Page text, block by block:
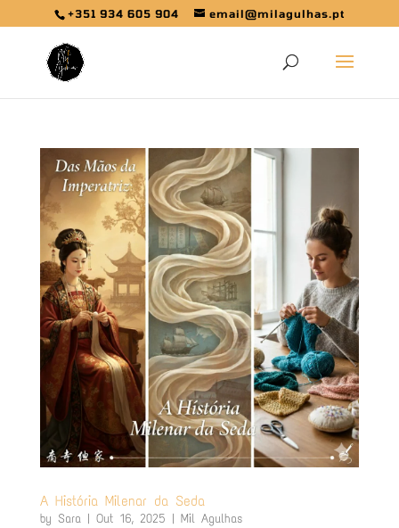
+351 934 605 904 email@milagulhas.pt
A História Milenar da Seda
by Sara| Out 16, 2025 | Mil Agulhas